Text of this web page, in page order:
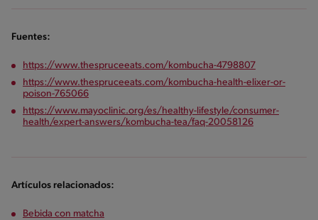
Fuentes:
https://www.thespruceeats.com/kombucha-4798807
https://www.thespruceeats.com/kombucha-health-elixer-or-
poison-765066
https://www.mayoclinic.org/es/healthy-lifestyle/consumer-
health/expert-answers/kombucha-tea/faq-20058126
Artículos relacionados:
Bebida con matcha